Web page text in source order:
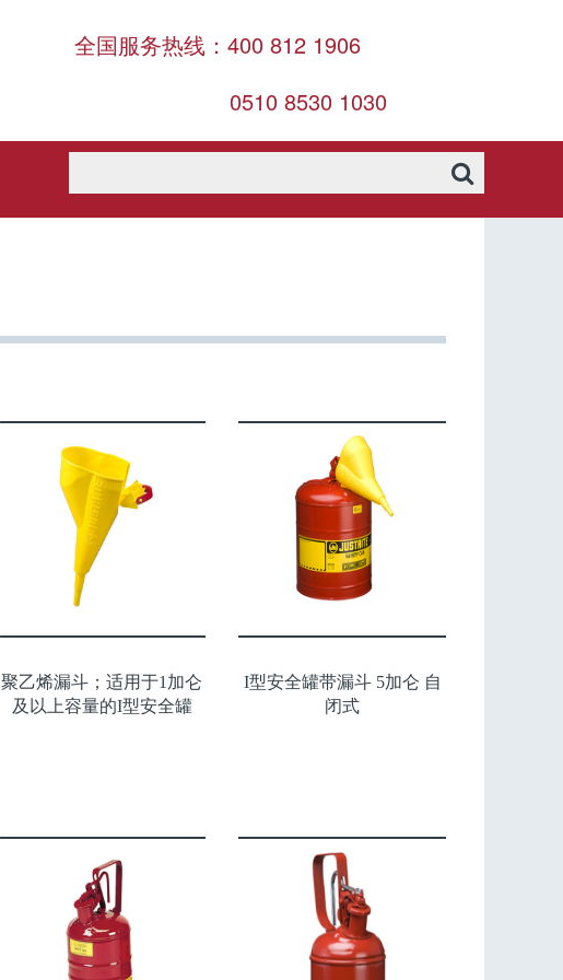
全国服务热线：400 812 1906
0510 8530 1030
聚乙烯漏斗；适用于1加仑
及以上容量的I型安全罐
I型安全罐带漏斗 5加仑 自
闭式